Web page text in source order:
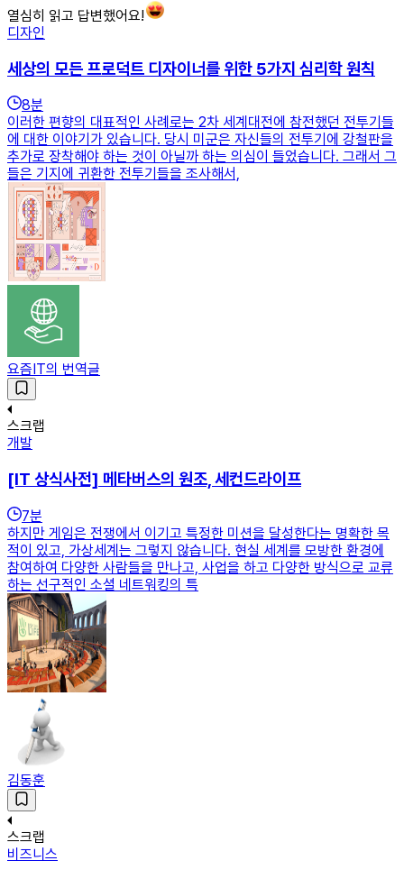
열심히 읽고 답변했어요!
디자인
세상의 모든 프로덕트 디자이너를 위한 5가지 심리학 원칙
8분
이러한 편향의 대표적인 사례로는 2차 세계대전에 참전했던 전투기들
에 대한 이야기가 있습니다. 당시 미군은 자신들의 전투기에 강철판을
추가로 장착해야 하는 것이 아닐까 하는 의심이 들었습니다. 그래서 그
들은 기지에 귀환한 전투기들을 조사해서,
요즘IT의 번역글
스크랩
개발
[IT 상식사전] 메타버스의 원조, 세컨드라이프
7분
하지만 게임은 전쟁에서 이기고 특정한 미션을 달성한다는 명확한 목
적이 있고, 가상세계는 그렇지 않습니다. 현실 세계를 모방한 환경에
참여하여 다양한 사람들을 만나고, 사업을 하고 다양한 방식으로 교류
하는 선구적인 소셜 네트워킹의 특
김동훈
스크랩
비즈니스